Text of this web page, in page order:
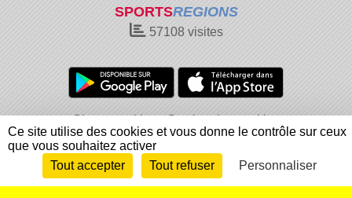
SPORTSREGIONS
57108visites
Charte cookies
Gestion des cookies
Informations légales
Signaler un contenu inapproprié
Envie de participer ? Connexion
Ce site utilise des cookies et vous donne le contrôle sur ceux
que vous souhaitez activer
Tout accepter
Tout refuser Personnaliser